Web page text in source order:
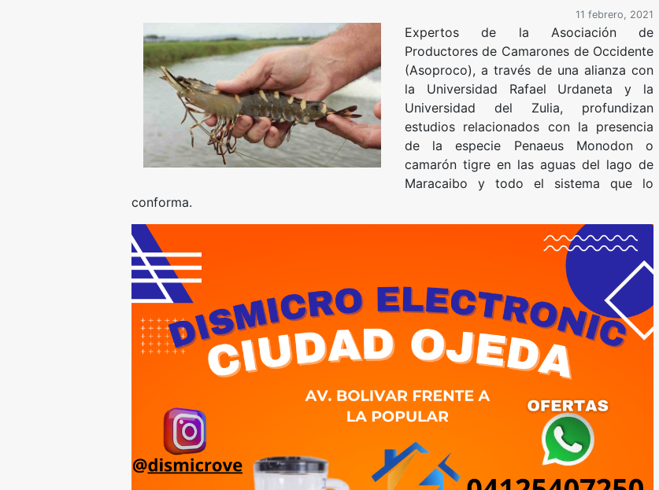
11 febrero, 2021
Expertos de la Asociación de
Productores de Camarones de Occidente
(Asoproco), a través de una alianza con
la Universidad Rafael Urdaneta y la
Universidad del Zulia, profundizan
estudios relacionados con la presencia
de la especie Penaeus Monodon o
camarón tigre en las aguas del lago de
Maracaibo y todo el sistema que lo
conforma.